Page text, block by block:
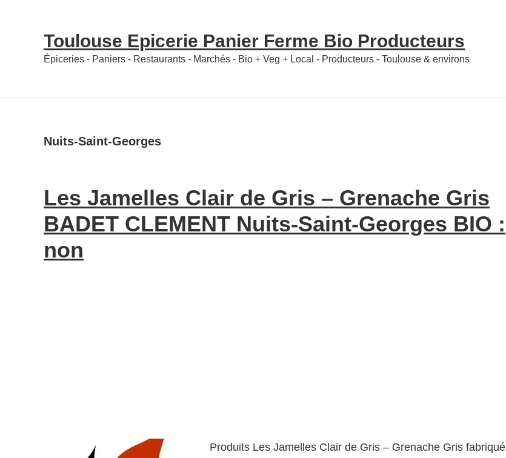
Toulouse Epicerie Panier Ferme Bio Producteurs
Épiceries - Paniers - Restaurants - Marchés - Bio + Veg + Local - Producteurs - Toulouse & environs
Nuits-Saint-Georges
Les Jamelles Clair de Gris – Grenache Gris
BADET CLEMENT Nuits-Saint-Georges BIO :
non
Produits Les Jamelles Clair de Gris – Grenache Gris fabriqué